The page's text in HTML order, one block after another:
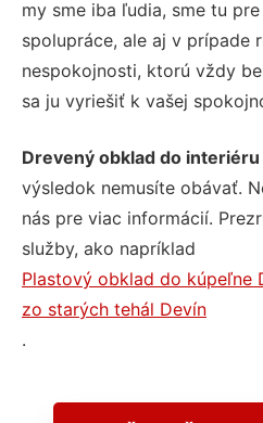
my sme iba ľudia, sme tu
spolupráce, ale aj v prípade
nespokojnosti, ktorú vždy
sa ju vyriešiť k vašej
Drevený obklad do interiéru
výsledok nemusíte obávať.
nás pre viac informácií.
služby, ako napríklad
Plastový obklad do kúpeľne
zo starých tehál Devín
.